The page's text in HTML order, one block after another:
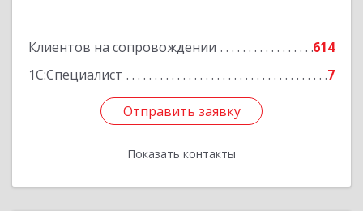
Клиентов на сопровождении
614
1С:Специалист
7
Отправить заявку
Показать контакты
Отправить заявку
Назад